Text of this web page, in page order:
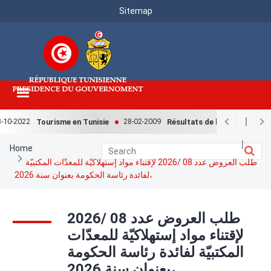
Menu
Sitemap
2022 Tourisme en Tunisie 28-02-2009 Résultats de l'enquête
Breadcrumb
Home
طلب العروض عدد 08 /2026 لإقتناء مواد إستهلاكيّة للمعدّات المكتبيّة
لفائدة رئاسة الحكومة بعنوان سنة 2026،
طلب العروض عدد 08 /2026
لإقتناء مواد إستهلاكيّة للمعدّات
المكتبيّة لفائدة رئاسة الحكومة